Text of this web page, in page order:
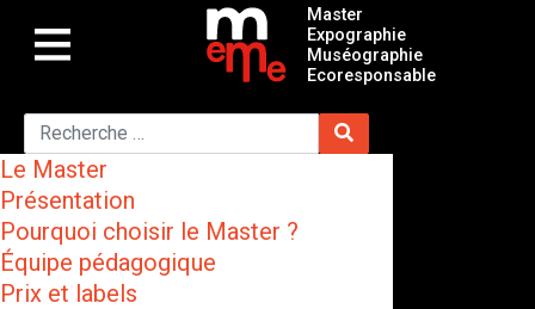
Master
Expographie
Muséographie
Ecoresponsable
Le Master
Présentation
Pourquoi choisir le Master ?
Équipe pédagogique
Prix et labels